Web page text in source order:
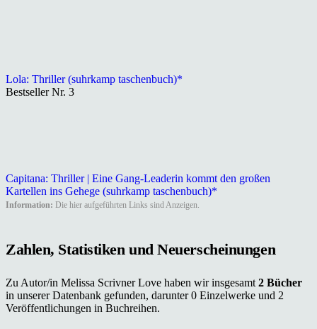
Lola: Thriller (suhrkamp taschenbuch)*
Bestseller Nr. 3
Capitana: Thriller | Eine Gang-Leaderin kommt den großen
Kartellen ins Gehege (suhrkamp taschenbuch)*
Information: Die hier aufgeführten Links sind Anzeigen.
Zahlen, Statistiken und Neuerscheinungen
Zu Autor/in Melissa Scrivner Love haben wir insgesamt2 Bücher
in unserer Datenbank gefunden, darunter 0 Einzelwerke und 2
Veröffentlichungen in Buchreihen.